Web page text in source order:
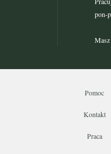
pon-
Pomoc
Kontakt
Praca